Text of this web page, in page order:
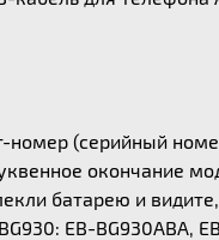
номер (серийный
окончание
батарею и
EB-BG930ABA,